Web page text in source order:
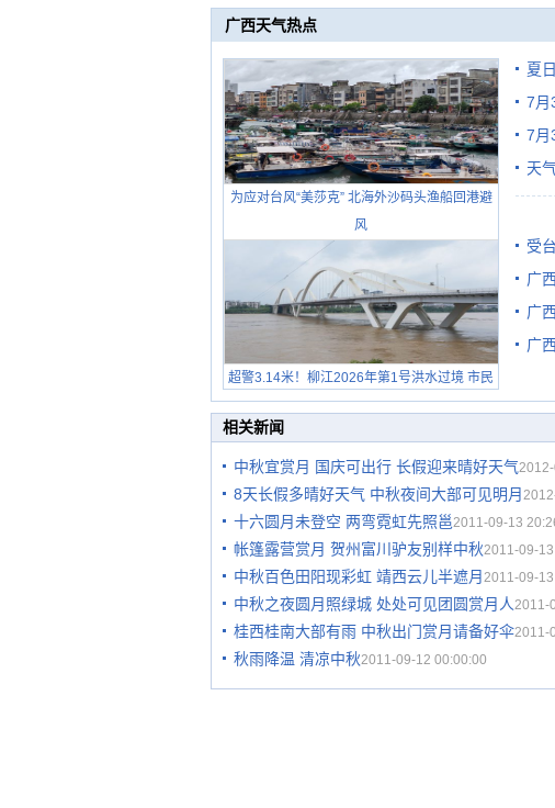
广西天气热点
为应对台风“美莎克” 北海外沙码头渔船回港避
风
超警3.14米！柳江2026年第1号洪水过境 市民
在堤岸见证汛况
夏
7月
7月
天
受
有
广
广
级
广
相关新闻
中秋宜赏月 国庆可出行 长假迎来晴好天气
8天长假多晴好天气 中秋夜间大部可见明月
十六圆月未登空 两弯霓虹先照邕2011-09-13
帐篷露营赏月 贺州富川驴友别样中秋2011-09-
中秋百色田阳现彩虹 靖西云儿半遮月 2011-09-
中秋之夜圆月照绿城 处处可见团圆赏月人2011-
桂西桂南大部有雨 中秋出门赏月请备好伞2011-
秋雨降温 清凉中秋2011-09-12 00:00:00